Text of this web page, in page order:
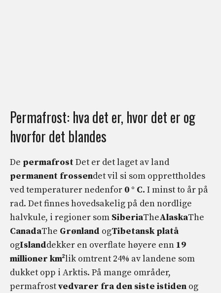
Permafrost: hva det er, hvor det er og
hvorfor det blandes
De permafrostDet er det laget av land
permanent frossendet vil si som opprettholdes
ved temperaturer nedenfor 0 ° C. I minst to år på
rad. Det finnes hovedsakelig på den nordlige
halvkule, i regioner som SiberiaTheAlaskaThe
CanadaThe Grønland ogTibetansk platå
ogIslanddekker en overflate høyere enn 19
millioner km²lik omtrent 24% av landene som
dukket opp i Arktis. På mange områder,
permafrostvedvarer fra den siste istiden og